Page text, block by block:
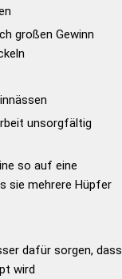
großen Gewinn
unsorgfältig
so auf eine
sie mehrere Hüpfer
dafür sorgen, dass
wird